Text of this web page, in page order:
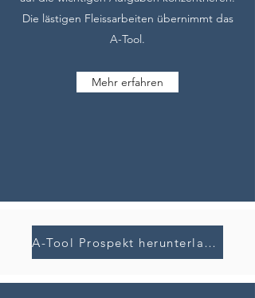
Die lästigen Fleissarbeiten übernimmt das
A-Tool.
Mehr erfahren
A-Tool Prospekt herunterladen